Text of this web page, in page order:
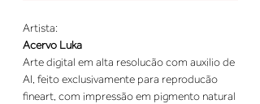
Artista:
Acervo Luka
Arte digital em alta resolucão com auxilio de
AI, feito exclusivamente para reproducão
fineart, com impressão em pigmento natural